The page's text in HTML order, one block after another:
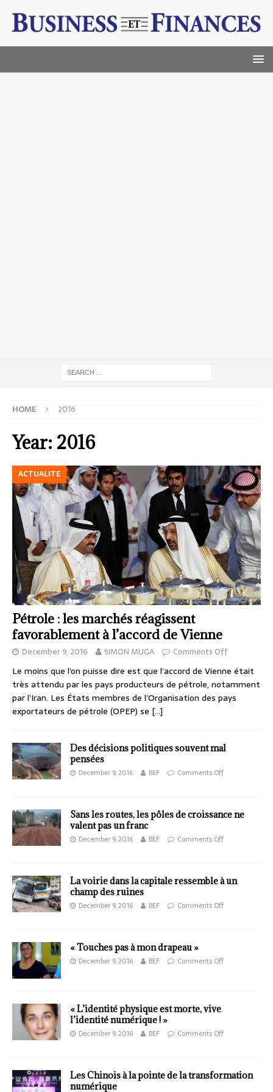
HOME 2016
Year:2016
ACTUALITE
Pétrole : les marchés réagissent
favorablement à l’accord de Vienne
December 9, 2016 SIMON MUGA Comments Off
Le moins que l’on puisse dire est que l’accord de Vienne était
très attendu par les pays producteurs de pétrole, notamment
par l’Iran. Les États membres de l’Organisation des pays
exportateurs de pétrole (OPEP) se […]
Des décisions politiques souvent mal
pensées
December 9, 2016 BEF Comments Off
Sans les routes, les pôles de croissance ne
valent pas un franc
December 9, 2016 BEF Comments Off
La voirie dans la capitale ressemble à un
champ des ruines
December 9, 2016 BEF Comments Off
« Touches pas à mon drapeau »
December 9, 2016 BEF Comments Off
« L’identité physique est morte, vive
l’identité numérique ! »
December 9, 2016 BEF Comments Off
Les Chinois à la pointe de la transformation
numérique